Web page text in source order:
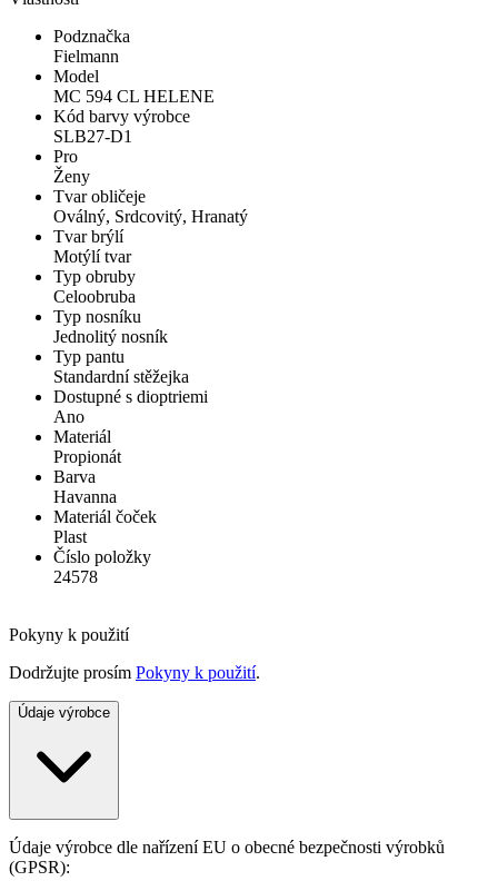
Podznačka
Fielmann
Model
MC 594 CL HELENE
Kód barvy výrobce
SLB27-D1
Pro
Ženy
Tvar obličeje
Oválný, Srdcovitý, Hranatý
Tvar brýlí
Motýlí tvar
Typ obruby
Celoobruba
Typ nosníku
Jednolitý nosník
Typ pantu
Standardní stěžejka
Dostupné s dioptriemi
Ano
Materiál
Propionát
Barva
Havanna
Materiál čoček
Plast
Číslo položky
24578
Pokyny k použití
Dodržujte prosím Pokyny k použití.
Údaje výrobce
Údaje výrobce dle nařízení EU o obecné bezpečnosti výrobků
(GPSR):